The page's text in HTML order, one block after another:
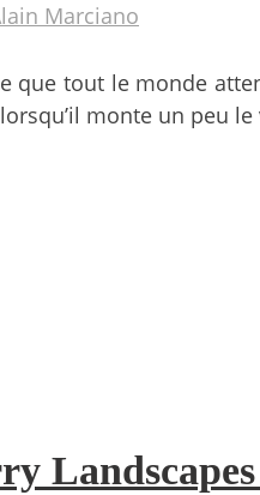
Marciano
que tout le monde
monte un peu